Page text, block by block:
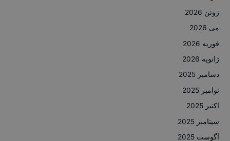
ژوئن 2026
می 2026
فوریه 2026
ژانویه 2026
دسامبر 2025
نوامبر 2025
اکتبر 2025
سپتامبر 2025
آگوست 2025